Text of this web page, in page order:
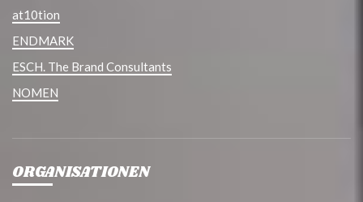
at10tion
ENDMARK
ESCH. The Brand Consultants
NOMEN
ORGANISATIONEN